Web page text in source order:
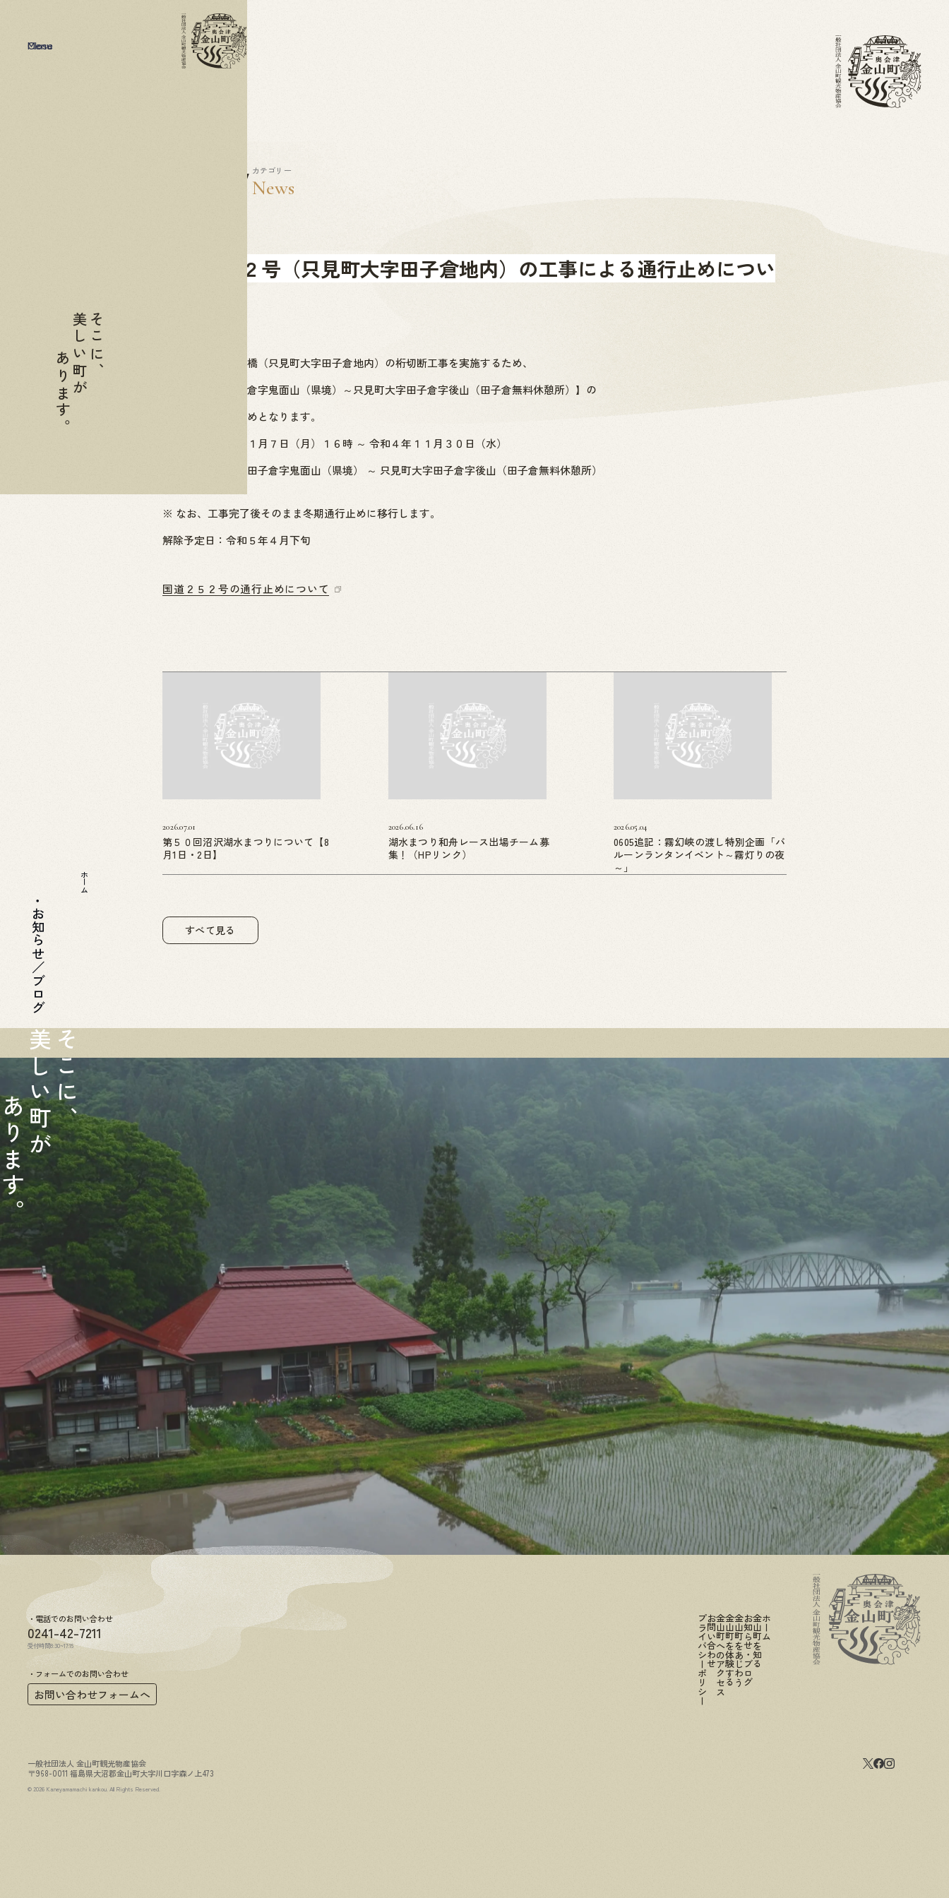
10.27 カテゴリー
News
国道２５２号（只見町大字田子倉地内）の工事による通行止めについ
国道２５２号出逢橋（只見町大字田子倉地内）の桁切断工事を実施するため、
【只見町大字田子倉字鬼面山（県境）～只見町大字田子倉字後山（田子倉無料休憩所）】の
区間を全面通行止めとなります。
期間：令和４年１１月７日（月）１６時 ～ 令和４年１１月３０日（水）
区間：只見町大字田子倉字鬼面山（県境） ～ 只見町大字田子倉字後山（田子倉無料休憩所）
※ なお、工事完了後そのまま冬期通行止めに移行します。
解除予定日：令和５年４月下旬
国道２５２号の通行止めについて
2026.07.01
第５０回沼沢湖水まつりについて【8
月1日・2日】
2026.06.16
湖水まつり和舟レース出場チーム募
集！（HPリンク）
2026.05.04
0605追記：霧幻峡の渡し特別企画「バ
ルーンランタンイベント～霧灯りの夜
～」
すべて見る
そ
こ
に
、
美
し
い
町
が
ホーム
金山町を知る
お知らせ・ブログ
金山町をあじわう
金山町を体験する
金山町へのアクセス
お問い合わせ
プライバシーポリシー
電話でのお問い合わせ
0241-42-7211
受付時間8:30~17:15
フォームでのお問い合わせ
お問い合わせフォームへ
一般社団法人 金山町観光物産協会
〒968-0011 福島県大沼郡金山町大字川口字森ノ上473
© 2026 Kaneyamamachi kankou. All Rights Reserved.
そこに、
美しい町が
あります。
Menu
Close